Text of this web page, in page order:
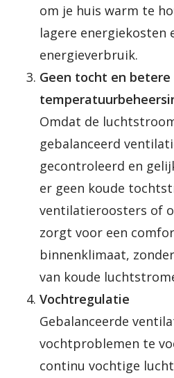
om je huis warm te
lagere energiekosten
energieverbruik.
Geen tocht en betere
Omdat de
gebalanceerd
gecontroleerd en
er geen koude
ventilatieroosters of
zorgt voor een
binnenklimaat,
van koude
Vochtregulatie
Gebalanceerde
vochtproblemen te
continu vochtige